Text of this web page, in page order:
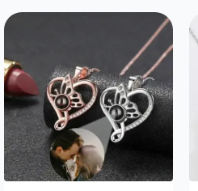
original
29,90 €.
actual